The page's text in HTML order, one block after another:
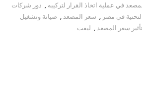
في عملية اتخاذ القرار لتركيبه , دور شركات
في مصر , سعر المصعد , صيانة وتشغيل
سعر المصعد , ليفت